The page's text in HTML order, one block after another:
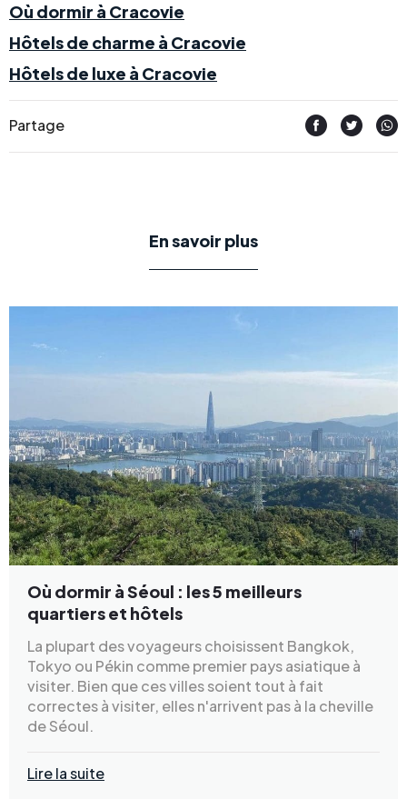
Où dormir à Cracovie
Hôtels de charme à Cracovie
Hôtels de luxe à Cracovie
Partage
En savoir plus
Où dormir à Séoul : les 5 meilleurs
quartiers et hôtels
La plupart des voyageurs choisissent Bangkok,
Tokyo ou Pékin comme premier pays asiatique à
visiter. Bien que ces villes soient tout à fait
correctes à visiter, elles n'arrivent pas à la cheville
de Séoul.
Lire la suite